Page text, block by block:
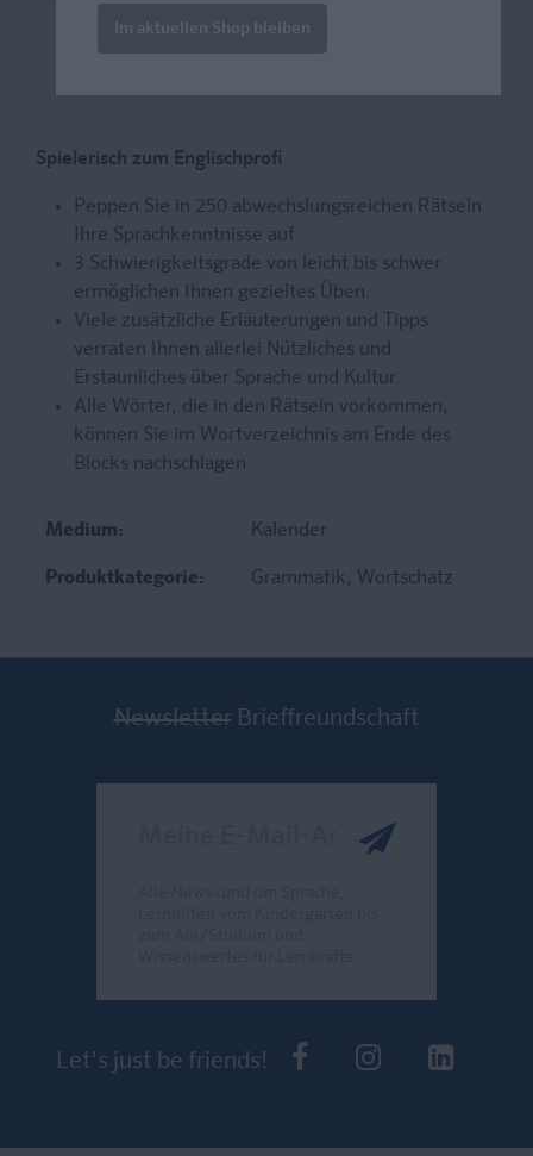
Spielerisch zum Englischprofi
Peppen Sie in 250 abwechslungsreichen Rätseln
Ihre Sprachkenntnisse auf.
3 Schwierigkeitsgrade von leicht bis schwer
ermöglichen Ihnen gezieltes Üben.
Viele zusätzliche Erläuterungen und Tipps
verraten Ihnen allerlei Nützliches und
Erstaunliches über Sprache und Kultur.
Alle Wörter, die in den Rätseln vorkommen,
können Sie im Wortverzeichnis am Ende des
Blocks nachschlagen.
Medium: Kalender
Produktkategorie: Grammatik , Wortschatz
Newsletter Brieffreundschaft
Let's just be friends! PONS beiPONS bei
Im aktuellen Shop bleiben